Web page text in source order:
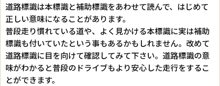
道路標識は本標識と補助標識をあわせて読んで、はじめて
正しい意味になることがあります。
普段走り慣れている道や、よく見かける本標識に実は補助
標識も付いていたという事もあるかもしれません。改めて
道路標識に目を向けて確認してみて下さい。道路標識の意
味がわかると普段のドライブもより安心した走行をするこ
とができます。